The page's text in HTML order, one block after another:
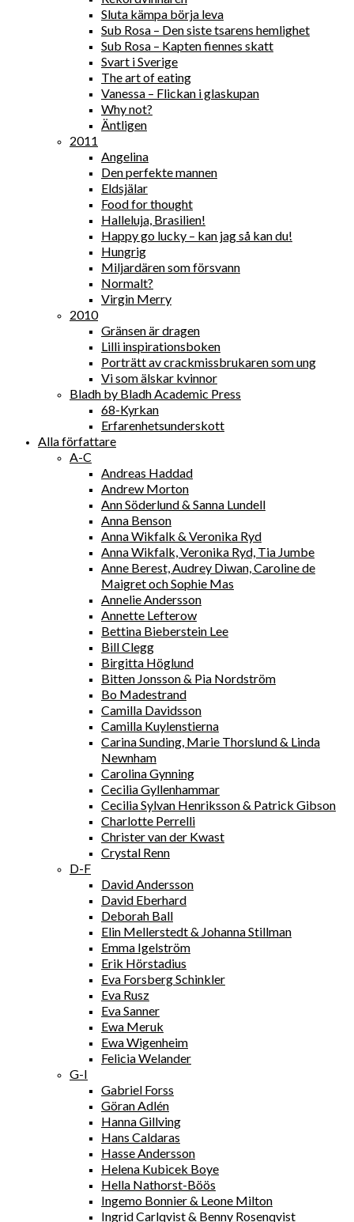
Sluta kämpa börja leva
Sub Rosa – Den siste tsarens hemlighet
Sub Rosa – Kapten fiennes skatt
Svart i Sverige
The art of eating
Vanessa – Flickan i glaskupan
Why not?
Äntligen
2011
Angelina
Den perfekte mannen
Eldsjälar
Food for thought
Halleluja, Brasilien!
Happy go lucky – kan jag så kan du!
Hungrig
Miljardären som försvann
Normalt?
Virgin Merry
2010
Gränsen är dragen
Lilli inspirationsboken
Porträtt av crackmissbrukaren som ung
Vi som älskar kvinnor
Bladh by Bladh Academic Press
68-Kyrkan
Erfarenhetsunderskott
Alla författare
A-C
Andreas Haddad
Andrew Morton
Ann Söderlund & Sanna Lundell
Anna Benson
Anna Wikfalk & Veronika Ryd
Anna Wikfalk, Veronika Ryd, Tia Jumbe
Anne Berest, Audrey Diwan, Caroline de
Maigret och Sophie Mas
Annelie Andersson
Annette Lefterow
Bettina Bieberstein Lee
Bill Clegg
Birgitta Höglund
Bitten Jonsson & Pia Nordström
Bo Madestrand
Camilla Davidsson
Camilla Kuylenstierna
Carina Sunding, Marie Thorslund & Linda
Newnham
Carolina Gynning
Cecilia Gyllenhammar
Cecilia Sylvan Henriksson & Patrick Gibson
Charlotte Perrelli
Christer van der Kwast
Crystal Renn
D-F
David Andersson
David Eberhard
Deborah Ball
Elin Mellerstedt & Johanna Stillman
Emma Igelström
Erik Hörstadius
Eva Forsberg Schinkler
Eva Rusz
Eva Sanner
Ewa Meruk
Ewa Wigenheim
Felicia Welander
G-I
Gabriel Forss
Göran Adlén
Hanna Gillving
Hans Caldaras
Hasse Andersson
Helena Kubicek Boye
Hella Nathorst-Böös
Ingemo Bonnier & Leone Milton
Ingrid Carlqvist & Benny Rosenqvist